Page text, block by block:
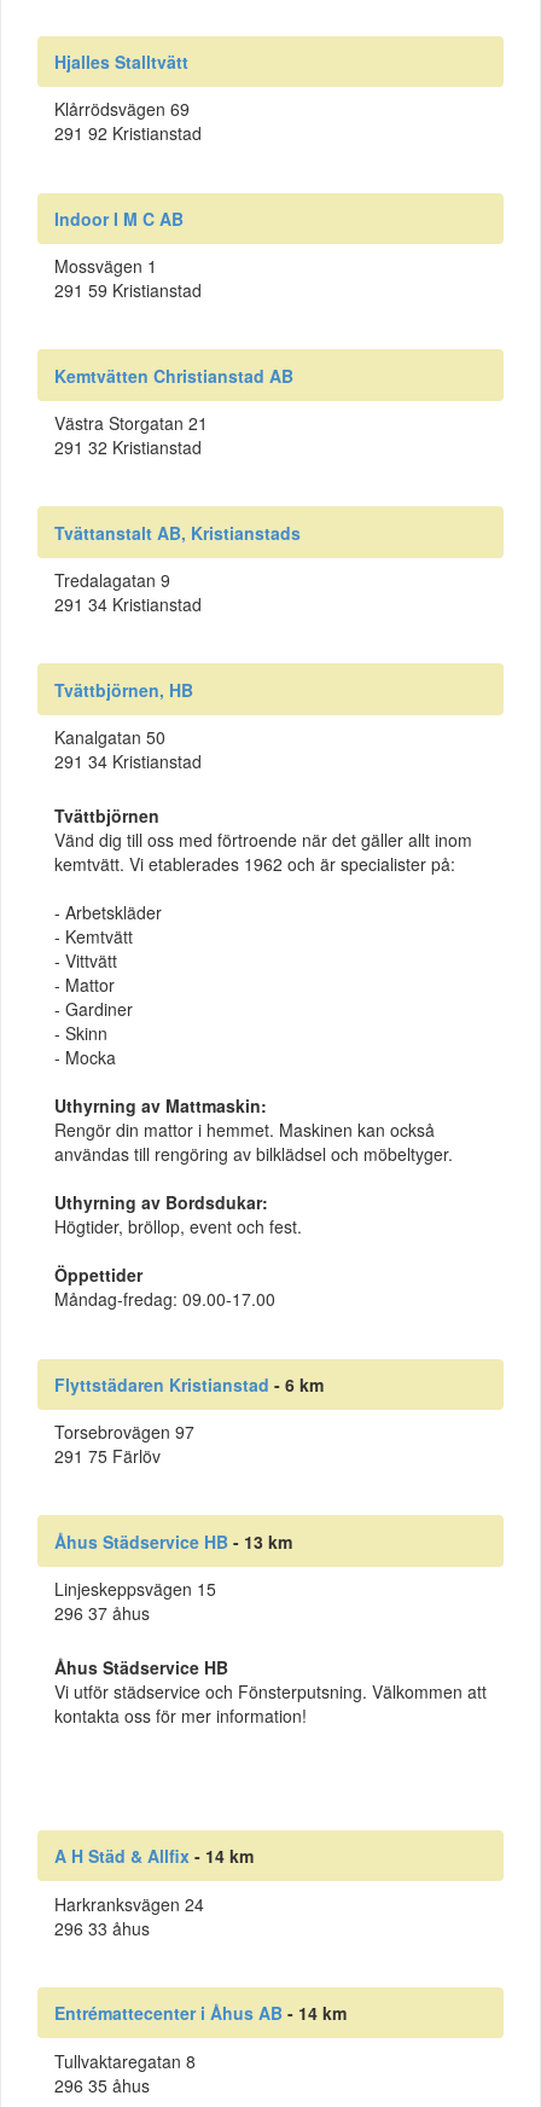
Hjalles Stalltvätt
Klårrödsvägen 69
291 92 Kristianstad
Indoor I M C AB
Mossvägen 1
291 59 Kristianstad
Kemtvätten Christianstad AB
Västra Storgatan 21
291 32 Kristianstad
Tvättanstalt AB, Kristianstads
Tredalagatan 9
291 34 Kristianstad
Tvättbjörnen, HB
Kanalgatan 50
291 34 Kristianstad
Tvättbjörnen
Vänd dig till oss med förtroende när det gäller allt inom
kemtvätt. Vi etablerades 1962 och är specialister på:
- Arbetskläder
- Kemtvätt
- Vittvätt
- Mattor
- Gardiner
- Skinn
- Mocka
Uthyrning av Mattmaskin:
Rengör din mattor i hemmet. Maskinen kan också
användas till rengöring av bilklädsel och möbeltyger.
Uthyrning av Bordsdukar:
Högtider, bröllop, event och fest.
Öppettider
Måndag-fredag: 09.00-17.00
Flyttstädaren Kristianstad - 6 km
Torsebrovägen 97
291 75 Färlöv
Åhus Städservice HB - 13 km
Linjeskeppsvägen 15
296 37 åhus
Åhus Städservice HB
Vi utför städservice och Fönsterputsning. Välkommen att
kontakta oss för mer information!
A H Städ & Allfix - 14 km
Harkranksvägen 24
296 33 åhus
Entrémattecenter i Åhus AB - 14 km
Tullvaktaregatan 8
296 35 åhus